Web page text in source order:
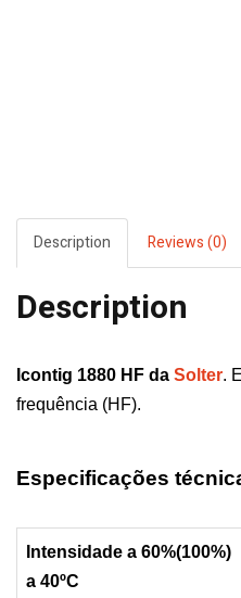
Description Reviews (0)
Description
Icontig 1880 HF da Solter.
frequência (HF).
Especificações
Intensidade a 60%(100%)
a 40ºC